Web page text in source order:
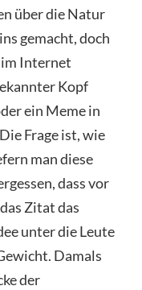
über die Natur
gemacht, doch
im Internet
Kopf
ein Meme in
Frage ist, wie
man diese
dass vor
Zitat das
unter die Leute
Damals
der